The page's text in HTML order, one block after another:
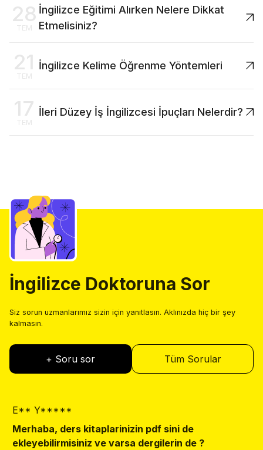
28
TEM
İngilizce Eğitimi Alırken Nelere Dikkat
Etmelisiniz?
21
TEM
İngilizce Kelime Öğrenme Yöntemleri
17
TEM
İleri Düzey İş İngilizcesi İpuçları Nelerdir?
İngilizce Doktoruna Sor
Siz sorun uzmanlarımız sizin için yanıtlasın. Aklınızda hiç bir şey
kalmasın.
+ Soru sor Tüm Sorular
E** Y*****
Merhaba, ders kitaplarinizin pdf sini de
ekleyebilirmisiniz ve varsa dergilerin de ?